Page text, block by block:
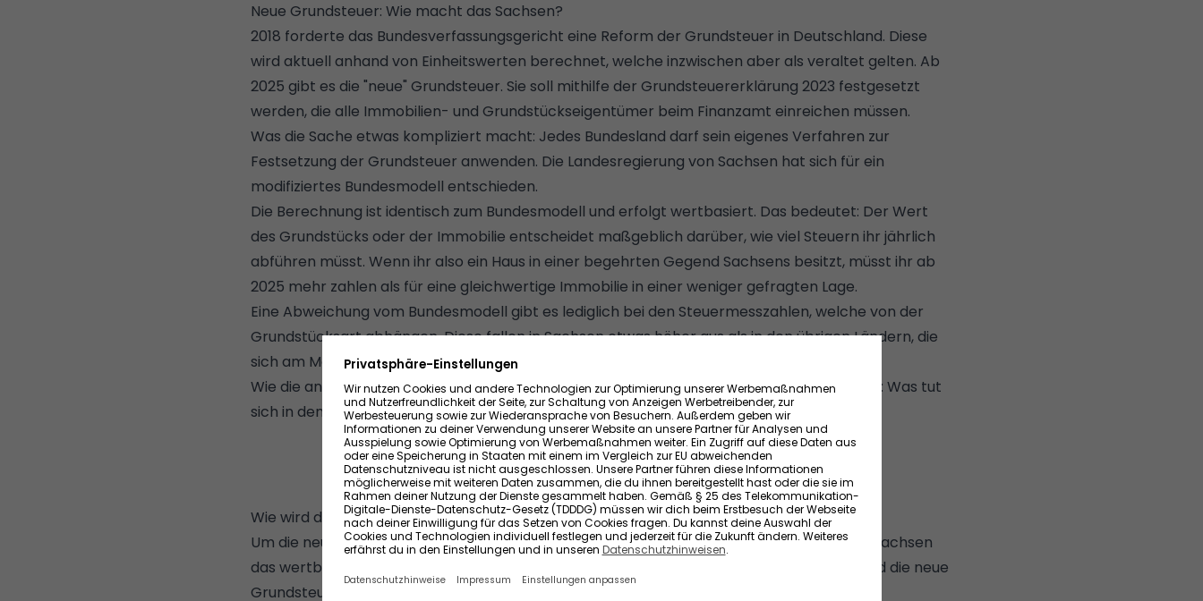
Neue Grundsteuer: Wie macht das Sachsen?
2018 forderte das Bundesverfassungsgericht eine Reform der Grundsteuer in Deutschland. Diese
wird aktuell anhand von Einheitswerten berechnet, welche inzwischen aber als veraltet gelten. Ab
2025 gibt es die "neue" Grundsteuer. Sie soll mithilfe der Grundsteuererklärung 2023 festgesetzt
werden, die alle Immobilien- und Grundstückseigentümer beim Finanzamt einreichen müssen.
Was die Sache etwas kompliziert macht: Jedes Bundesland darf sein eigenes Verfahren zur
Festsetzung der Grundsteuer anwenden. Die Landesregierung von Sachsen hat sich für ein
modifiziertes Bundesmodell entschieden.
Die Berechnung ist identisch zum Bundesmodell und erfolgt wertbasiert. Das bedeutet: Der Wert
des Grundstücks oder der Immobilie entscheidet maßgeblich darüber, wie viel Steuern ihr jährlich
abführen müsst. Wenn ihr also ein Haus in einer begehrten Gegend Sachsens besitzt, müsst ihr ab
2025 mehr zahlen als für eine gleichwertige Immobilie in einer weniger gefragten Lage.
Eine Abweichung vom Bundesmodell gibt es lediglich bei den Steuermesszahlen, welche von der
Grundstücksart abhängen. Diese fallen in Sachsen etwas höher aus als in den übrigen Ländern, die
sich am Modell des Bundes orientieren.
Wie die anderen Bundesländer in Sachen Grundsteuer vorgehen, lest ihr hier:Grundsteuer: Was tut
sich in den Bundesländern?
Wie wird die Grundsteuer in Sachsen künftig berechnet?
Um die neue Grundsteuer B (Grundstücke des Grundvermögens) zu berechnen, wendet Sachsen
das wertbasierte Bundesmodell mit leichten Modifizierungen an. Anhand dieser Werte wird die neue
Grundsteuer ermittelt: